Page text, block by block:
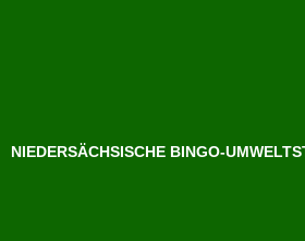
NIEDERSÄCHSISCHE BINGO-